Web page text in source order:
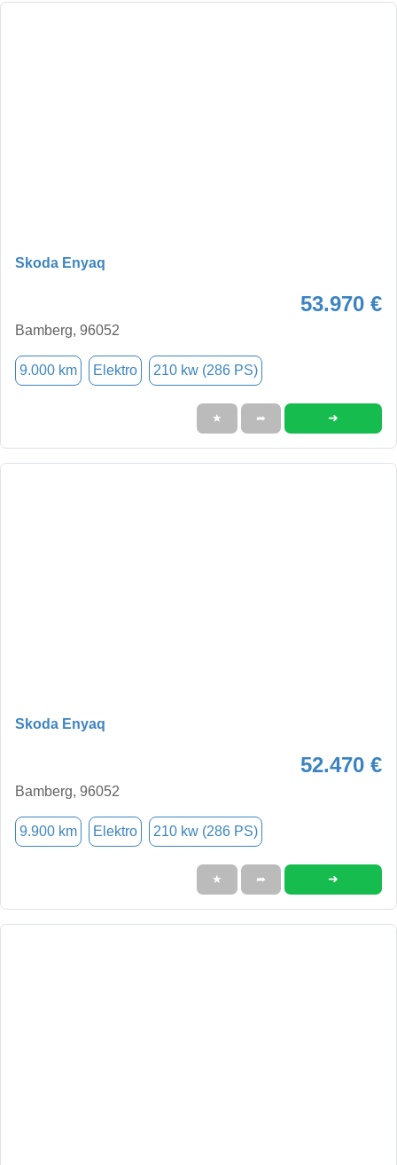
Skoda Enyaq
53.970 €
Bamberg, 96052
9.000 km Elektro 210 kw (286 PS)
★ ➦ ➜
Skoda Enyaq
52.470 €
Bamberg, 96052
9.900 km Elektro 210 kw (286 PS)
★ ➦ ➜